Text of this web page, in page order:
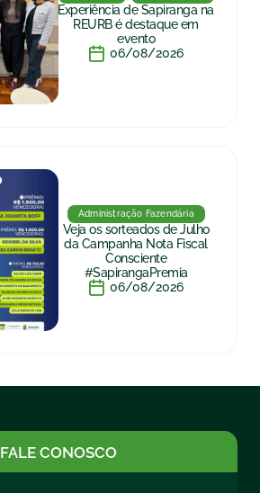
Experiência de Sapiranga na
REURB é destaque em
evento
06/08/2026
Administração Fazendária
Veja os sorteados de Julho
da Campanha Nota Fiscal
Consciente
#SapirangaPremia
06/08/2026
FALE CONOSCO